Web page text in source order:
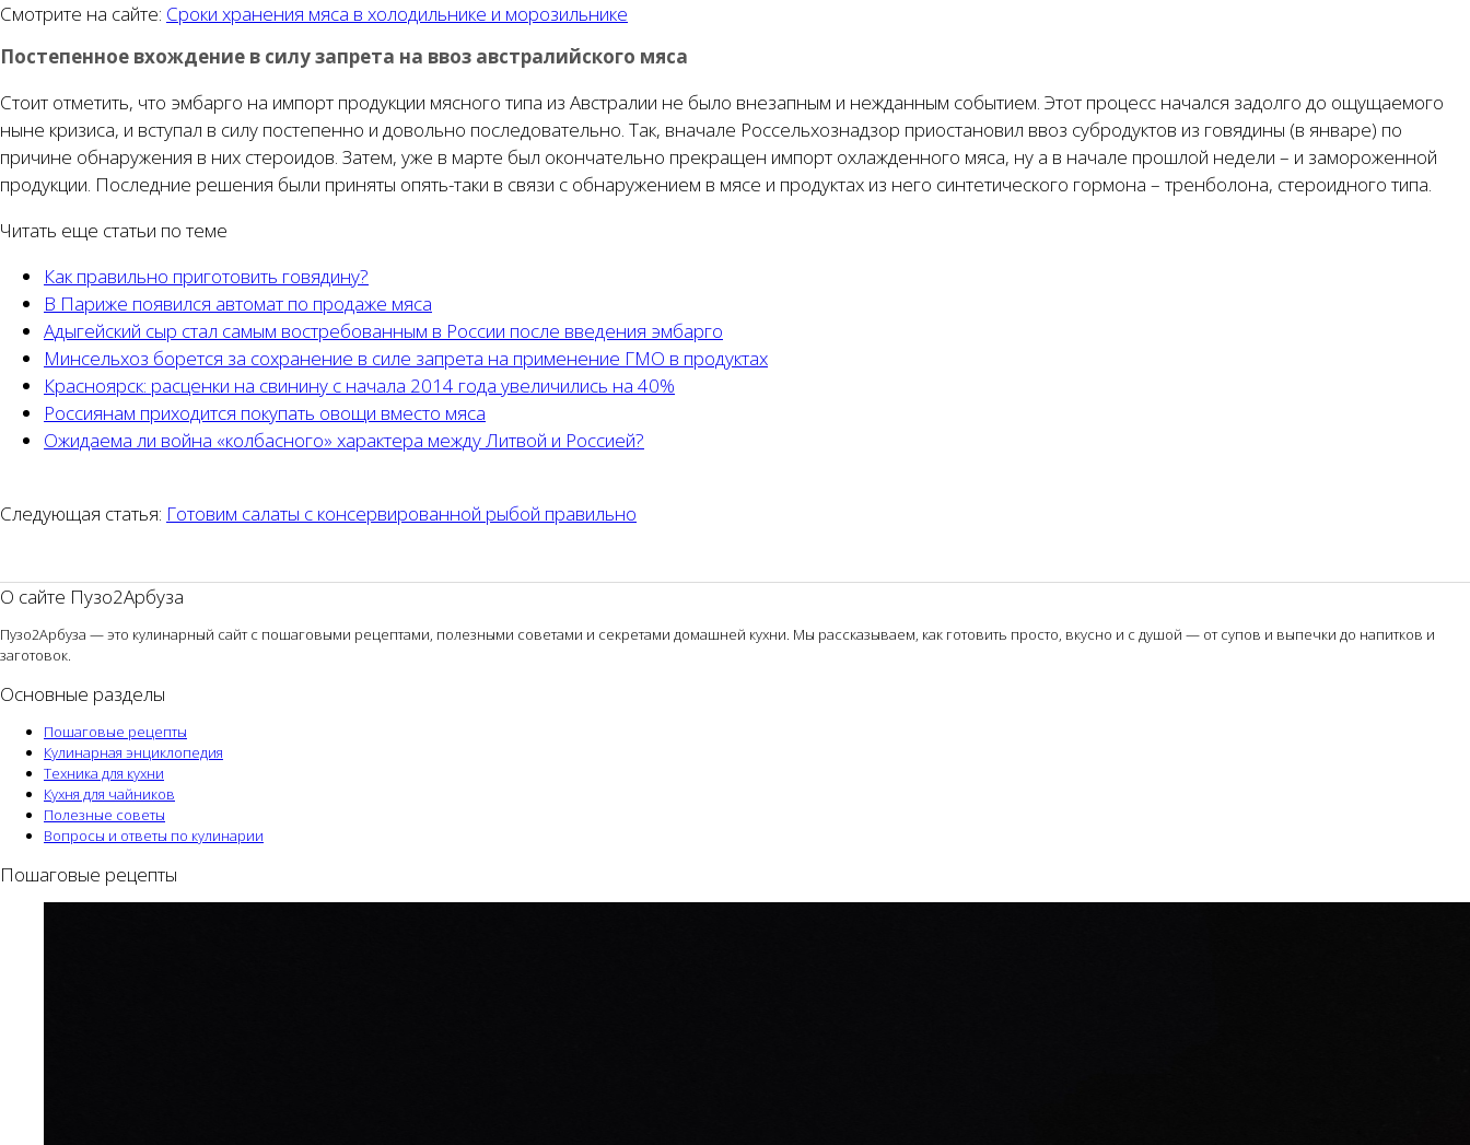
Смотрите на сайте: Сроки хранения мяса в холодильнике и морозильнике
Постепенное вхождение в силу запрета на ввоз австралийского мяса
Стоит отметить, что эмбарго на импорт продукции мясного типа из Австралии не было внезапным и нежданным событием. Этот процесс начался задолго до ощущаемого
ныне кризиса, и вступал в силу постепенно и довольно последовательно. Так, вначале Россельхознадзор приостановил ввоз субродуктов из говядины (в январе) по
причине обнаружения в них стероидов. Затем, уже в марте был окончательно прекращен импорт охлажденного мяса, ну а в начале прошлой недели – и замороженной
продукции. Последние решения были приняты опять-таки в связи с обнаружением в мясе и продуктах из него синтетического гормона – тренболона, стероидного типа.
Читать еще статьи по теме
Как правильно приготовить говядину?
В Париже появился автомат по продаже мяса
Адыгейский сыр стал самым востребованным в России после введения эмбарго
Минсельхоз борется за сохранение в силе запрета на применение ГМО в продуктах
Красноярск: расценки на свинину с начала 2014 года увеличились на 40%
Россиянам приходится покупать овощи вместо мяса
Ожидаема ли война «колбасного» характера между Литвой и Россией?
Следующая статья: Готовим салаты с консервированной рыбой правильно
О сайте Пузо2Арбуза
Пузо2Арбуза — это кулинарный сайт с пошаговыми рецептами, полезными советами и секретами домашней кухни. Мы рассказываем, как готовить просто, вкусно и с душой — от супов и выпечки до напитков и
заготовок.
Основные разделы
Пошаговые рецепты
Кулинарная энциклопедия
Техника для кухни
Кухня для чайников
Полезные советы
Вопросы и ответы по кулинарии
Пошаговые рецепты